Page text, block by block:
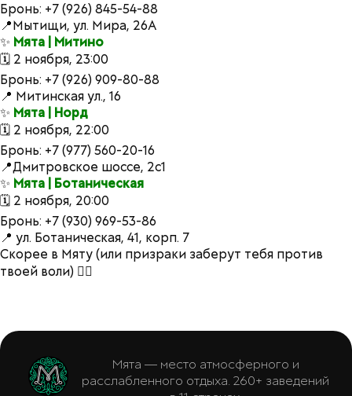
Бронь: +7 (926) 845-54-88
📍Мытищи, ул. Мира, 26А
✨ Мята | Митино
🗓 2 ноября, 23:00
Бронь: +7 (926) 909-80-88
📍 Митинская ул., 16
✨ Мята | Норд
🗓 2 ноября, 22:00
Бронь: +7 (977) 560-20-16
📍Дмитровское шоссе, 2с1
✨ Мята | Ботаническая
🗓 2 ноября, 20:00
Бронь: +7 (930) 969-53-86
📍 ул. Ботаническая, 41, корп. 7
Скорее в Мяту (или призраки заберут тебя против
твоей воли) 👌🏻
Мята — место атмосферного и
расслабленного отдыха. 260+ заведений